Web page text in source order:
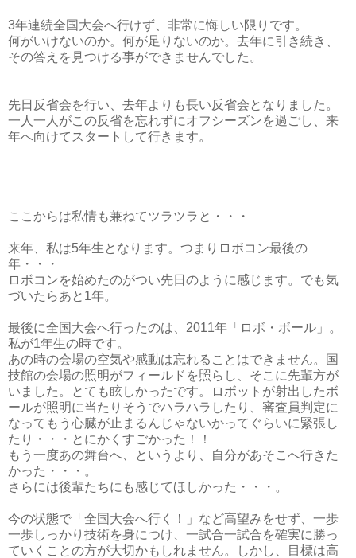
3年連続全国大会へ行けず、 非常に悔しい限りです。
何がいけないのか。何が足りないのか。去年に引き続き、
その答えを見つける事ができませんでした。
先日反省会を行い、去年よりも長い反省会となりました。
一人一人がこの反省を忘れずにオフシーズンを過ごし、来
年へ向けてスタートして行きます。
ここからは私情も兼ねてツラツラと・・・
来年、私は5年生となります。つまりロボコン最後の
年・・・
ロボコンを始めたのがつい先日のように感じます。でも気
づいたらあと1年。
最後に全国大会へ行ったのは、2011年「ロボ・ボール」。
私が1年生の時です。
あの時の会場の空気や感動は忘れることはできません。国
技館の会場の照明がフィールドを照らし、そこに先輩方が
いました。とても眩しかったです。ロボットが射出したボ
ールが照明に当たりそうでハラハラしたり、審査員判定に
なってもう心臓が止まるんじゃないかってぐらいに緊張し
たり・・・とにかくすごかった！！
もう一度あの舞台へ、というより、自分があそこへ行きた
かった・・・。
さらには後輩たちにも感じてほしかった・・・。
今の状態で「全国大会へ行く！」など高望みをせず、一歩
一歩しっかり技術を身につけ、一試合一試合を確実に勝っ
ていくことの方が大切かもしれません。しかし、目標は高